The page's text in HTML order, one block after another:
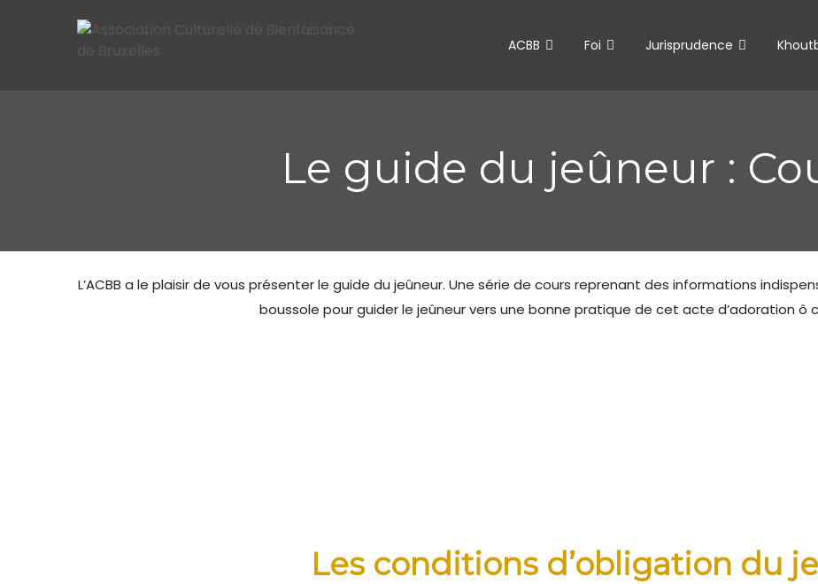
ACBB Foi Jurisprudence
Le guide du jeûneur :
L’ACBB a le plaisir de vous présenter le guide du jeûneur. Une série de cours reprenant des informations
boussole pour guider le jeûneur vers une bonne pratique de cet acte d’adoration ô
Les conditions d’obligation du